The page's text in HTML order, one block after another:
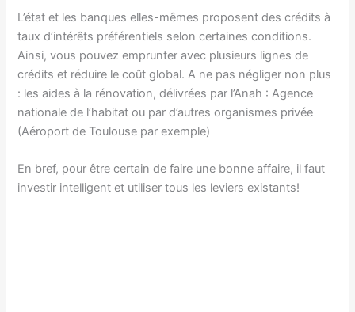
L’état et les banques elles-mêmes proposent des crédits à
taux d’intérêts préférentiels selon certaines conditions.
Ainsi, vous pouvez emprunter avec plusieurs lignes de
crédits et réduire le coût global. A ne pas négliger non plus
: les aides à la rénovation, délivrées par l’Anah : Agence
nationale de l’habitat ou par d’autres organismes privée
(Aéroport de Toulouse par exemple)
En bref, pour être certain de faire une bonne affaire, il faut
investir intelligent et utiliser tous les leviers existants!